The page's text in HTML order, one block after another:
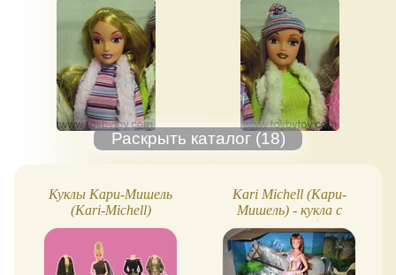
Куклы Кари-Мишель
(Kari-Michell)
Kari Michell (Кари-
Мишель) - кукла с
лошадкой